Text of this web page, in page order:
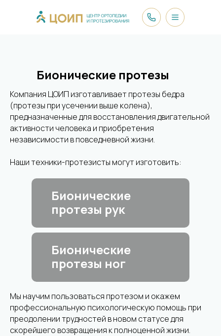
Бионические протезы
Компания ЦОИП изготавливает протезы бедра
(протезы при усечении выше колена),
предназначенные для восстановления двигательной
активности человека и приобретения
независимости в повседневной жизни.
Наши техники-протезисты могут изготовить:
Бионические
протезы ног
Бионические
протезы рук
Мы научим пользоваться протезом и окажем
профессиональную психологическую помощь при
преодолении трудностей в новом статусе для
скорейшего возвращения к полноценной жизни.